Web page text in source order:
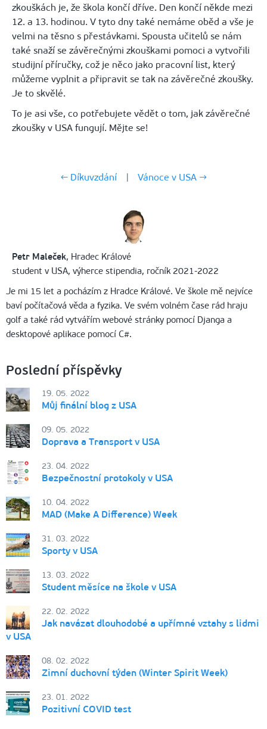
zkouškách je, že škola končí dříve. Den končí někde mezi
12. a 13. hodinou. V tyto dny také nemáme oběd a vše je
velmi na těsno s přestávkami. Spousta učitelů se nám
také snaží se závěrečnými zkouškami pomoci a vytvořili
studijní příručky, což je něco jako pracovní list, který
můžeme vyplnit a připravit se tak na závěrečné zkoušky.
Je to skvělé.
To je asi vše, co potřebujete vědět o tom, jak závěrečné
zkoušky v USA fungují. Mějte se!
← Díkuvzdání | Vánoce v USA →
Petr Maleček, Hradec Králové
student v USA, výherce stipendia, ročník 2021-2022
Je mi 15 let a pocházím z Hradce Králové. Ve škole mě nejvíce
baví počítačová věda a fyzika. Ve svém volném čase rád hraju
golf a také rád vytvářím webové stránky pomocí Djanga a
desktopové aplikace pomocí C#.
Poslední příspěvky
19. 05. 2022
Můj finální blog z USA
09. 05. 2022
Doprava a Transport v USA
23. 04. 2022
Bezpečnostní protokoly v USA
10. 04. 2022
MAD (Make A Difference) Week
31. 03. 2022
Sporty v USA
13. 03. 2022
Student měsíce na škole v USA
22. 02. 2022
Jak navázat dlouhodobé a upřímné vztahy s lidmi
v USA
08. 02. 2022
Zimní duchovní týden (Winter Spirit Week)
23. 01. 2022
Pozitivní COVID test